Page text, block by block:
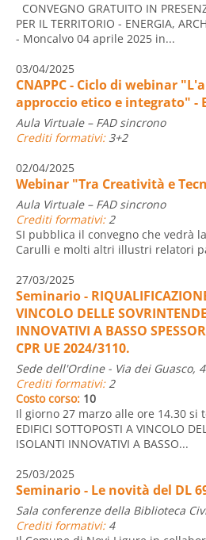
CONVEGNO GRATUITO IN
PER IL TERRITORIO - ENERGIA,
- Moncalvo 04 aprile 2025 in...
03/04/2025
CNAPPC - Ciclo di webinar
approccio etico e integrato" -
Aula Virtuale – FAD sincrono
Crediti formativi:3+2
02/04/2025
Webinar "Tra Creatività e
Aula Virtuale – FAD sincrono
Crediti formativi:2
SI pubblica il convegno che vedrà
Carulli e molti altri illustri relatori
27/03/2025
Seminario -
VINCOLO DELLE
INNOVATIVI A BASSO
CPR UE 2024/3110.
Sede dell'Ordine - Via dei Guasco,
Crediti formativi:2
Costo corso: 10
Il giorno 27 marzo alle ore 14.30 si
EDIFICI SOTTOPOSTI A VINCOLO
ISOLANTI INNOVATIVI A BASSO...
25/03/2025
Seminario - Le novità del DL
Sala conferenze della Biblioteca
Crediti formativi:4